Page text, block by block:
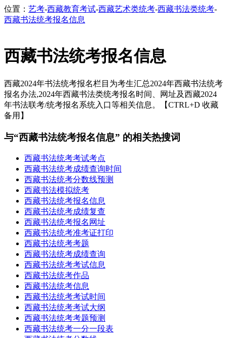
位置： 艺考-西藏教育考试-西藏艺术类统考-西藏书法类统考-
西藏书法统考报名信息
西藏书法统考报名信息
西藏2024年书法统考报名栏目为考生汇总2024年西藏书法统考
报名办法,2024年西藏书法类统考报名时间、网址及西藏2024
年书法联考/统考报名系统入口等相关信息。【CTRL+D 收藏
备用】
与“西藏书法统考报名信息” 的相关热搜词
西藏书法统考考试考点
西藏书法统考成绩查询时间
西藏书法统考分数线预测
西藏书法模拟统考
西藏书法统考报名信息
西藏书法统考成绩复查
西藏书法统考报名网址
西藏书法统考准考证打印
西藏书法统考考题
西藏书法统考成绩查询
西藏书法统考考试信息
西藏书法统考作品
西藏书法统考信息
西藏书法统考考试时间
西藏书法统考考试大纲
西藏书法统考考题预测
西藏书法统考一分一段表